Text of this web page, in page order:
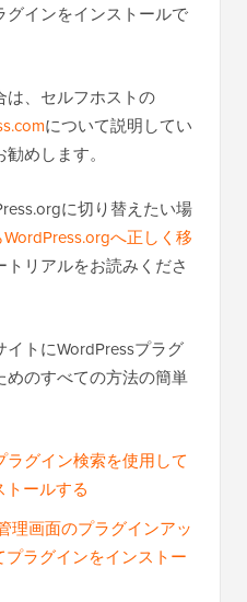
グインをインストールで
は、セルフホストの
について説明してい
めします。
に切り替えたい場
へ正しく移
トリアルをお読みくださ
トにWordPressプラグ
のすべての方法の簡単
ラグイン検索を使用して
ールする
理画面のプラグインアッ
ラグインをインストー